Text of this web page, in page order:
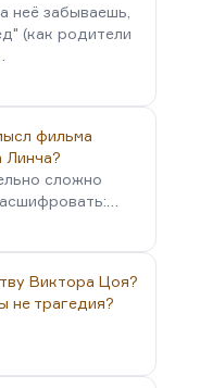
неё забываешь,
(как родители
фильма
сложно
Виктора Цоя?
не трагедия?